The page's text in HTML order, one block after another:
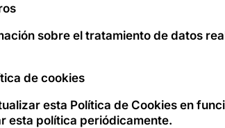
sobre el tratamiento de datos
de cookies
esta Política de Cookies en
esta política periódicamente.